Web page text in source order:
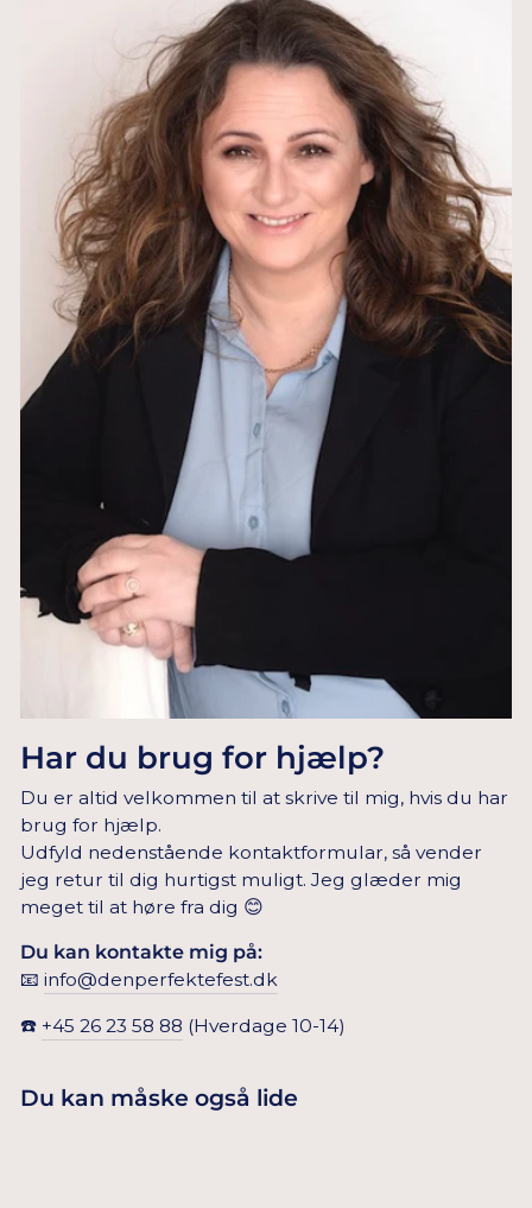
Har du brug for hjælp?
Du er altid velkommen til at skrive til mig, hvis du har
brug for hjælp.
Udfyld nedenstående kontaktformular, så vender
jeg retur til dig hurtigst muligt. Jeg glæder mig
meget til at høre fra dig 😊
Du kan kontakte mig på:
📧 info@denperfektefest.dk
☎️ +45 26 23 58 88 (Hverdage 10-14)
Du kan måske også lide